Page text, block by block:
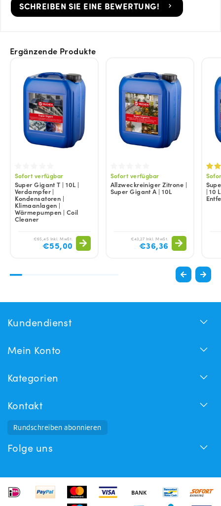
SCHREIBEN SIE EINE BEWERTUNG!
Ergänzende Produkte
Sofort verfügbar
Super Gigant T | 10L |
Verdampfer |
Kondensatoren |
Klimaanlagen |
Wärmepumpen | Coil
Cleaner
€65,45 Inkl. MwSt.
€55,00
Sofort verfügbar
Allzweckreiniger Zitrone |
Super Gigant A | 10L
€43,27 Inkl. MwSt.
€36,36
| 10
Kundendienst
Mein Konto
Kategorien
Kontakt
Rundschreiben abonnieren
Folge uns